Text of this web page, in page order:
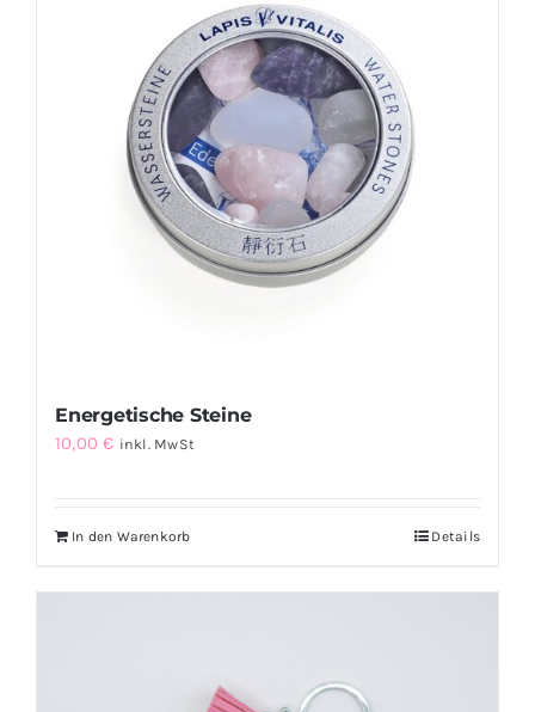
Energetische Steine
10,00€ inkl. MwSt
In den Warenkorb Details